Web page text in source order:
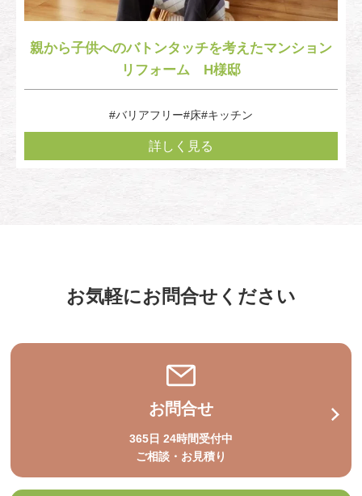
親から子供へのバトンタッチを考えたマンション
リフォーム H様邸
#バリアフリー#床#キッチン
詳しく見る
お気軽にお問合せください
お問合せ
365日 24時間受付中
ご相談・お見積り